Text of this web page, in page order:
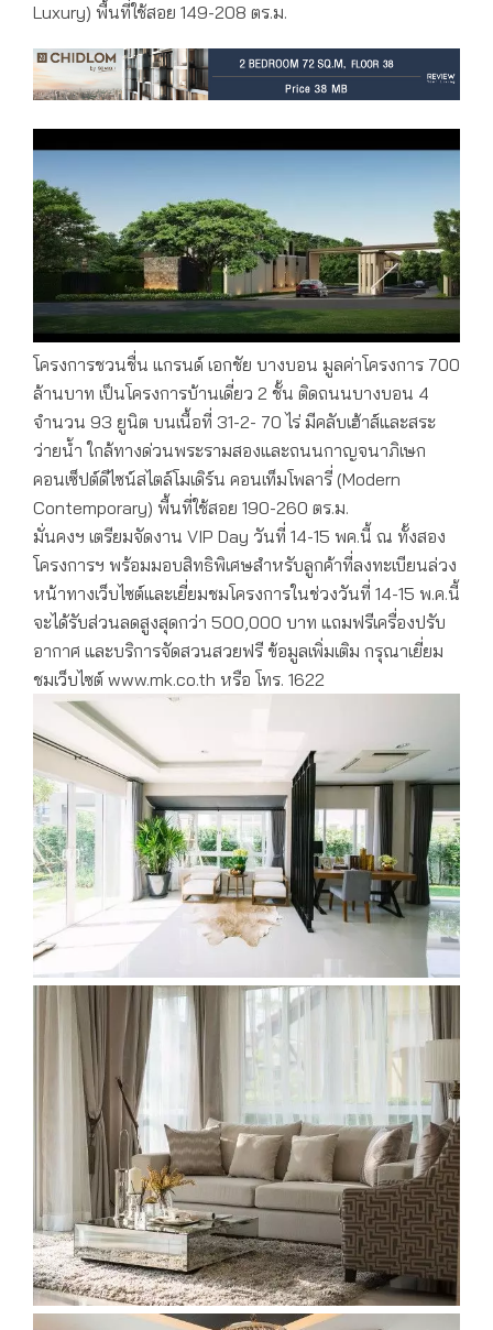
Luxury) พื้นที่ใช้สอย 149-208 ตร.ม.
โครงการชวนชื่น แกรนด์ เอกชัย บางบอน มูลค่าโครงการ 700
ล้านบาท เป็นโครงการบ้านเดี่ยว 2 ชั้น ติดถนนบางบอน 4
จำนวน 93 ยูนิต บนเนื้อที่ 31-2- 70 ไร่ มีคลับเฮ้าส์และสระ
ว่ายน้ำ ใกล้ทางด่วนพระรามสองและถนนกาญจนาภิเษก
คอนเซ็ปต์ดีไซน์สไตล์โมเดิร์น คอนเท็มโพลารี่ (Modern
Contemporary) พื้นที่ใช้สอย 190-260 ตร.ม.
มั่นคงฯ เตรียมจัดงาน VIP Day วันที่ 14-15 พค.นี้ ณ ทั้งสอง
โครงการฯ พร้อมมอบสิทธิพิเศษสำหรับลูกค้าที่ลงทะเบียนล่วง
หน้าทางเว็บไซต์และเยี่ยมชมโครงการในช่วงวันที่ 14-15 พ.ค.นี้
จะได้รับส่วนลดสูงสุดกว่า 500,000 บาท แถมฟรีเครื่องปรับ
อากาศ และบริการจัดสวนสวยฟรี ข้อมูลเพิ่มเติม กรุณาเยี่ยม
ชมเว็บไซต์ www.mk.co.th หรือ โทร. 1622